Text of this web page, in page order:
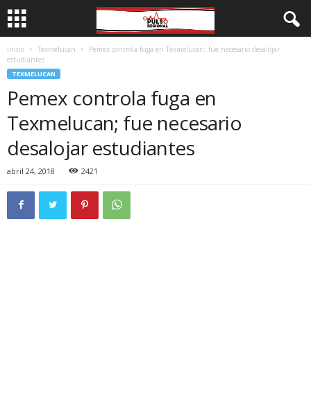
Inicio Texmelucan
Pemex controla fuga en Texmelucan; fue necesario desalojar
estudiantes
TEXMELUCAN
Pemex controla fuga en
Texmelucan; fue necesario
desalojar estudiantes
abril 24, 2018 2421